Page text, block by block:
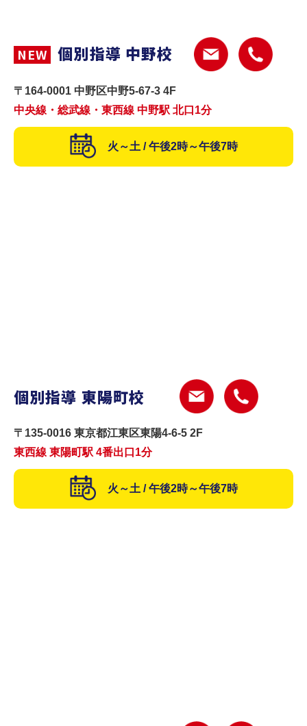
NEW 個別指導 中野校
〒164-0001 中野区中野5-67-3 4F
中央線・総武線・東西線 中野駅 北口1分
火～土 / 午後2時～午後7時
個別指導 東陽町校
〒135-0016 東京都江東区東陽4-6-5 2F
東西線 東陽町駅 4番出口1分
火～土 / 午後2時～午後7時